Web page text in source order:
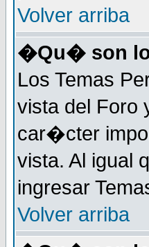
Volver arriba
�Qu� son
Los Temas
vista del Foro
car�cter
vista. Al igual
ingresar
Volver arriba